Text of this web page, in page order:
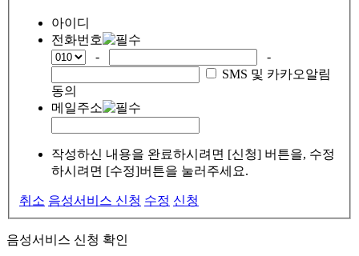
아이디
전화번호
-
-
SMS 및 카카오알림
동의
메일주소
작성하신 내용을 완료하시려면 [신청] 버튼을, 수정
하시려면 [수정]버튼을 눌러주세요.
취소 음성서비스 신청 수정 신청
음성서비스 신청 확인